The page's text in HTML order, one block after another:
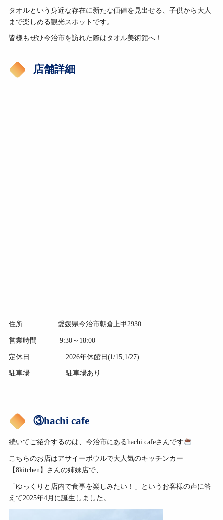
タオルという身近な存在に新たな価値を見出せる、子供から大人
まで楽しめる観光スポットです。
皆様もぜひ今治市を訪れた際はタオル美術館へ！
店舗詳細
住所 愛媛県今治市朝倉上甲2930
営業時間 9:30～18:00
定休日 2026年休館日(1/15,1/27)
駐車場 駐車場あり
③hachi cafe
続いてご紹介するのは、今治市にあるhachi cafeさんです
こちらのお店はアサイーボウルで大人気のキッチンカー
【8kitchen】さんの姉妹店で、
「ゆっくりと店内で食事を楽しみたい！」というお客様の声に答
えて2025年4月に誕生しました。